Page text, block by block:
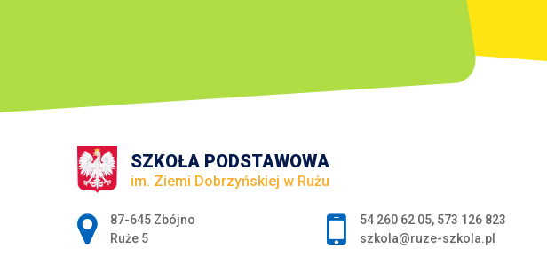
SZKOŁA PODSTAWOWA
im. Ziemi Dobrzyńskiej w Rużu
Adres pocztowy:
87-645 Zbójno
Ruże 5
54 260 62 05, 573 126 823
szkola@ruze-szkola.pl